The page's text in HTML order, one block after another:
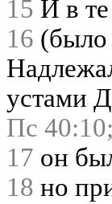
15 И в
16 (было
устами
Пс 40:10;
17 он
18 но